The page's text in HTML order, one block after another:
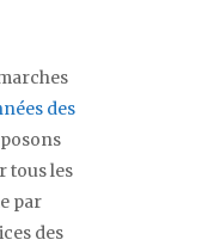
des
tous les
par
des